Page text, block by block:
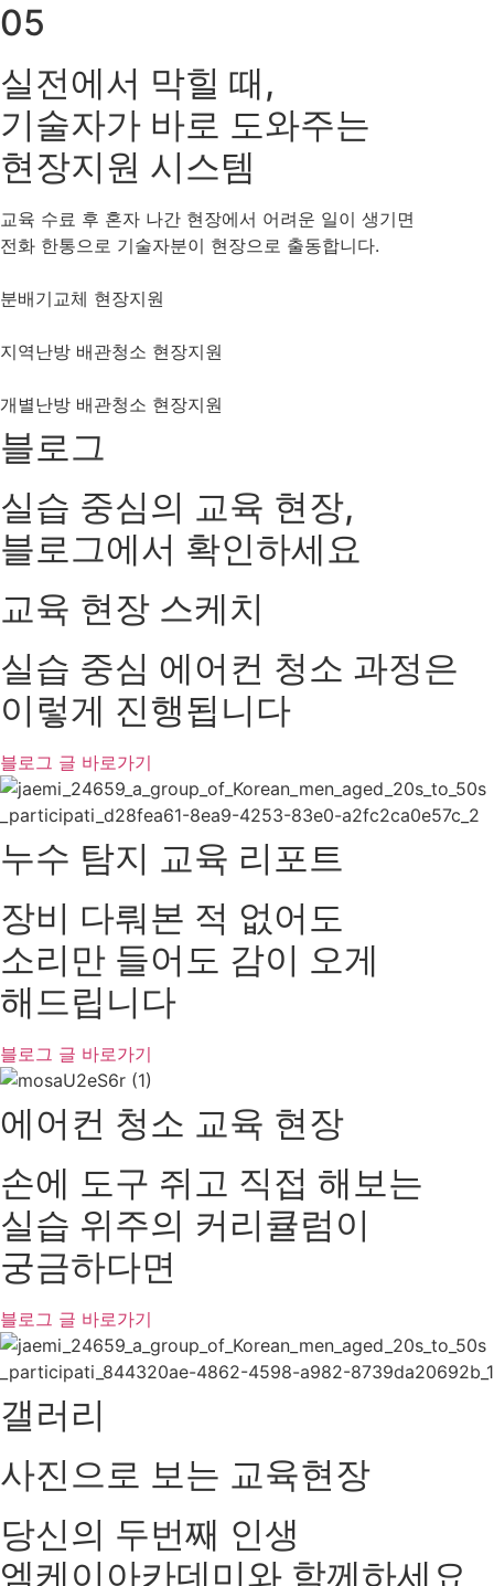
05
실전에서 막힐 때,
기술자가 바로 도와주는
현장지원 시스템
교육 수료 후 혼자 나간 현장에서 어려운 일이 생기면
전화 한통으로 기술자분이 현장으로 출동합니다.
분배기교체 현장지원
지역난방 배관청소 현장지원
개별난방 배관청소 현장지원
블로그
실습 중심의 교육 현장,
블로그에서 확인하세요
교육 현장 스케치
실습 중심 에어컨 청소 과정은
이렇게 진행됩니다
블로그 글 바로가기
누수 탐지 교육 리포트
장비 다뤄본 적 없어도
소리만 들어도 감이 오게
해드립니다
블로그 글 바로가기
에어컨 청소 교육 현장
손에 도구 쥐고 직접 해보는
실습 위주의 커리큘럼이
궁금하다면
블로그 글 바로가기
갤러리
사진으로 보는 교육현장
당신의 두번째 인생
엠케이아카데미와 함께하세요